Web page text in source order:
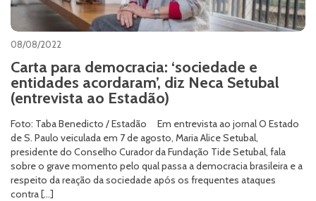
08/08/2022
Carta para democracia: ‘sociedade e
entidades acordaram’, diz Neca Setubal
(entrevista ao Estadão)
Foto: Taba Benedicto / Estadão Em entrevista ao jornal O Estado
de S. Paulo veiculada em 7 de agosto, Maria Alice Setubal,
presidente do Conselho Curador da Fundação Tide Setubal, fala
sobre o grave momento pelo qual passa a democracia brasileira e a
respeito da reação da sociedade após os frequentes ataques
contra […]